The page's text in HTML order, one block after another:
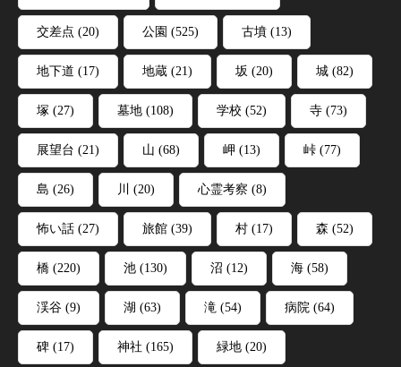
交差点 (20) 公園 (525) 古墳 (13)
地下道 (17) 地蔵 (21) 坂 (20) 城 (82)
塚 (27) 墓地 (108) 学校 (52) 寺 (73)
展望台 (21) 山 (68) 岬 (13) 峠 (77)
島 (26) 川 (20) 心霊考察 (8)
怖い話 (27) 旅館 (39) 村 (17) 森 (52)
橋 (220) 池 (130) 沼 (12) 海 (58)
渓谷 (9) 湖 (63) 滝 (54) 病院 (64)
碑 (17) 神社 (165) 緑地 (20)